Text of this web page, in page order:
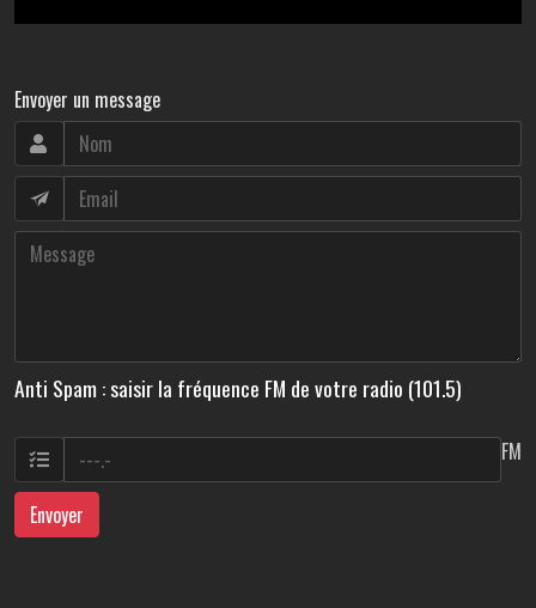
Envoyer un message
Anti Spam : saisir la fréquence FM de votre radio (101.5)
FM
Envoyer